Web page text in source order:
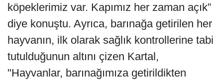
köpeklerimiz var. Kapımız her zaman açık”
diye konuştu. Ayrıca, barınağa getirilen her
hayvanın, ilk olarak sağlık kontrollerine tabi
tutulduğunun altını çizen Kartal,
"Hayvanlar, barınağımıza getirildikten